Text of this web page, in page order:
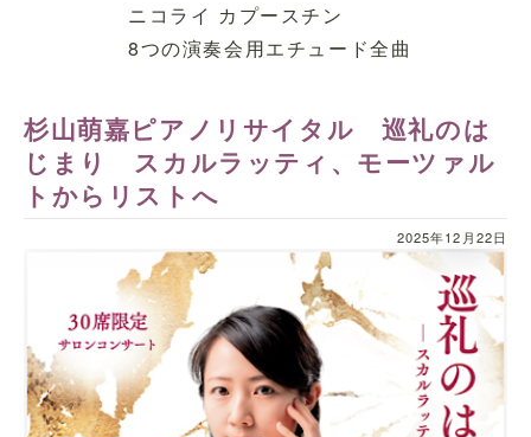
ニコライ カプースチン
8つの演奏会用エチュード全曲
杉山萌嘉ピアノリサイタル 巡礼のは
じまり スカルラッティ、モーツァル
トからリストへ
2025年12月22日